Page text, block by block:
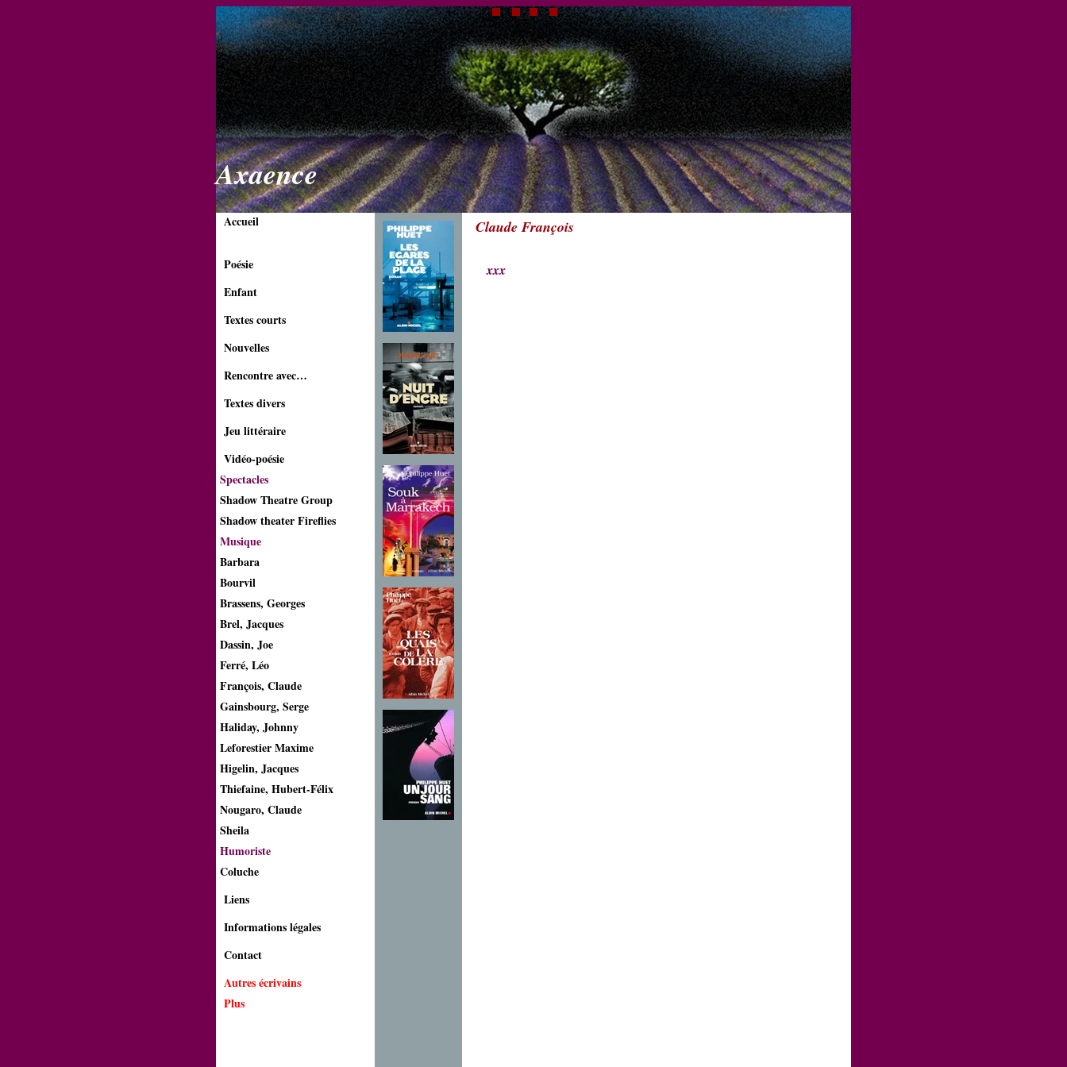
Axaence
Accueil
Poésie
Enfant
Textes courts
Nouvelles
Rencontre avec…
Textes divers
Jeu littéraire
Vidéo-poésie
Spectacles
Shadow Theatre Group
Shadow theater Fireflies
Musique
Barbara
Bourvil
Brassens, Georges
Brel, Jacques
Dassin, Joe
Ferré, Léo
François, Claude
Gainsbourg, Serge
Haliday, Johnny
Leforestier Maxime
Higelin, Jacques
Thiefaine, Hubert-Félix
Nougaro, Claude
Sheila
Humoriste
Coluche
Liens
Informations légales
Contact
Autres écrivains
Plus
Claude François
xxx